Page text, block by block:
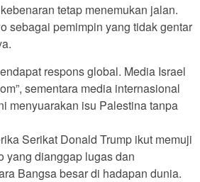
tetap menemukan jalan.
sebagai pemimpin yang tidak gentar
respons global. Media Israel
sementara media internasional
menyuarakan isu Palestina tanpa
Serikat Donald Trump ikut memuji
yang dianggap lugas dan
Bangsa besar di hadapan dunia.